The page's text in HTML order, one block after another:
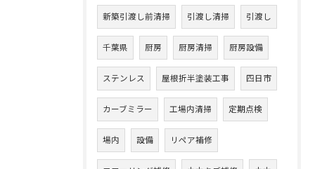
新築引渡し前清掃 引渡し清掃 引渡し
千葉県 厨房 厨房清掃 厨房設備
ステンレス 屋根折半塗装工事 四日市
カーブミラー 工場内清掃 定期点検
場内 設備 リペア補修